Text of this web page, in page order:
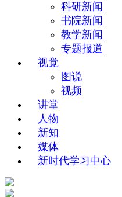
科研新闻
书院新闻
教学新闻
专题报道
视觉
图说
视频
讲堂
人物
新知
媒体
新时代学习中心